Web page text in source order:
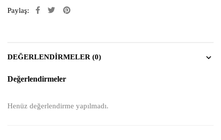
Paylaş:
DEĞERLENDIRMELER (0)
Değerlendirmeler
Henüz değerlendirme yapılmadı.